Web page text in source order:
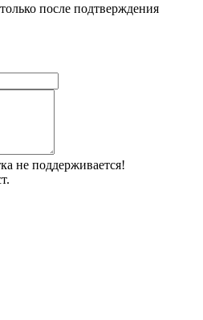
после подтверждения
не поддерживается!